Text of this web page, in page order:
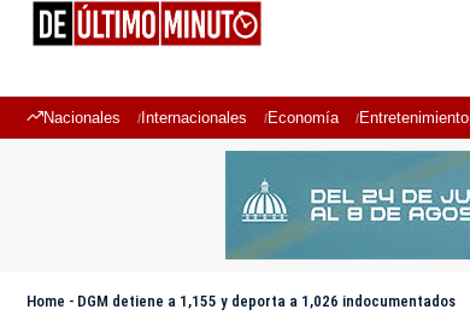
Nacionales Internacionales Economía Entretenimiento
Home - DGM detiene a 1,155 y deporta a 1,026 indocumentados